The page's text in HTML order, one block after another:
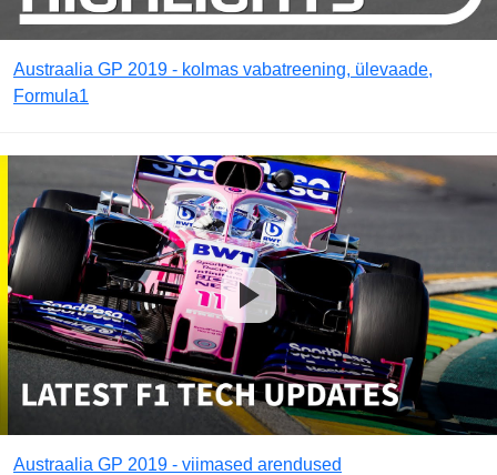
Austraalia GP 2019 - kolmas vabatreening, ülevaade,
Formula1
Austraalia GP 2019 - viimased arendused